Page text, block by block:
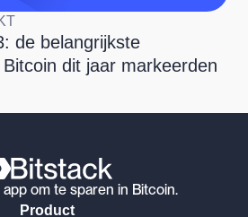
de belangrijkste
dit jaar markeerden
app om te sparen in Bitcoin.
Product